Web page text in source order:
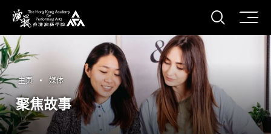
香港演艺学院
打开
主页 媒体
聚焦故事